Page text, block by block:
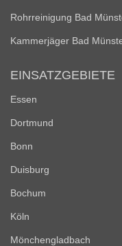
Rohrreinigung Bad
Kammerjäger Bad
EINSATZGEBIETE
Essen
Dortmund
Bonn
Duisburg
Bochum
Köln
Mönchengladbach